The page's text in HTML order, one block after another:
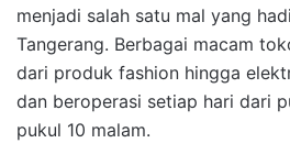
menjadi salah satu mal yang
Tangerang. Berbagai macam
dari produk fashion hingga
dan beroperasi setiap hari dari
pukul 10 malam.